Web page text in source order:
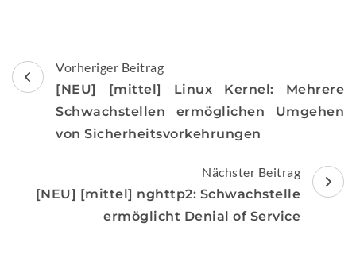
Beitragsnavigation
Vorheriger Beitrag
[NEU] [mittel] Linux Kernel: Mehrere
Schwachstellen ermöglichen Umgehen
von Sicherheitsvorkehrungen
Nächster Beitrag
[NEU] [mittel] nghttp2: Schwachstelle
ermöglicht Denial of Service